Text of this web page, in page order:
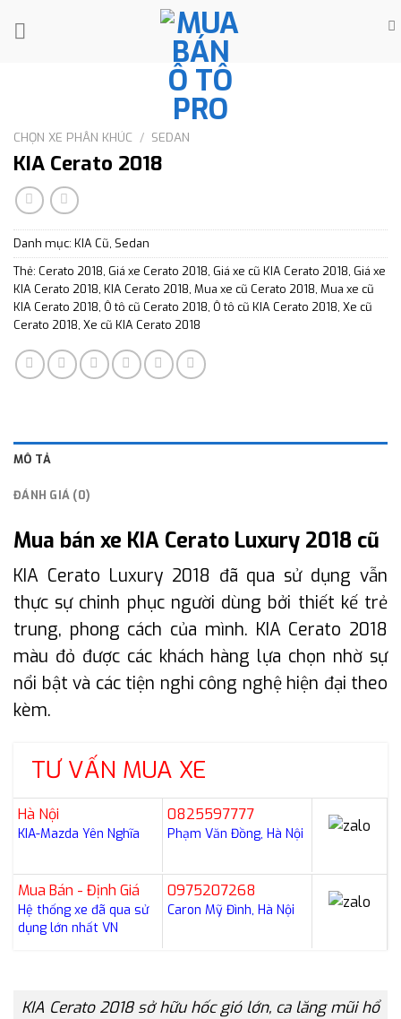
CHỌN XE PHÂN KHÚC / SEDAN
KIA Cerato 2018
Danh mục: KIA Cũ, Sedan
Thẻ: Cerato 2018, Giá xe Cerato 2018, Giá xe cũ KIA Cerato 2018, Giá xe
KIA Cerato 2018, KIA Cerato 2018, Mua xe cũ Cerato 2018, Mua xe cũ
KIA Cerato 2018, Ô tô cũ Cerato 2018, Ô tô cũ KIA Cerato 2018, Xe cũ
Cerato 2018, Xe cũ KIA Cerato 2018
MÔ TẢ
ĐÁNH GIÁ (0)
Mua bán xe KIA Cerato Luxury 2018 cũ
KIA Cerato Luxury 2018 đã qua sử dụng vẫn
thực sự chinh phục người dùng bởi thiết kế trẻ
trung, phong cách của mình. KIA Cerato 2018
màu đỏ được các khách hàng lựa chọn nhờ sự
nổi bật và các tiện nghi công nghệ hiện đại theo
kèm.
TƯ VẤN MUA XE
Hà Nội
KIA-Mazda Yên Nghĩa
0825597777
Phạm Văn Đồng, Hà Nội
Mua Bán - Định Giá
Hệ thống xe đã qua sử
dụng lớn nhất VN
0975207268
Caron Mỹ Đình, Hà Nội
KIA Cerato 2018 sở hữu hốc gió lớn, ca lăng mũi hổ